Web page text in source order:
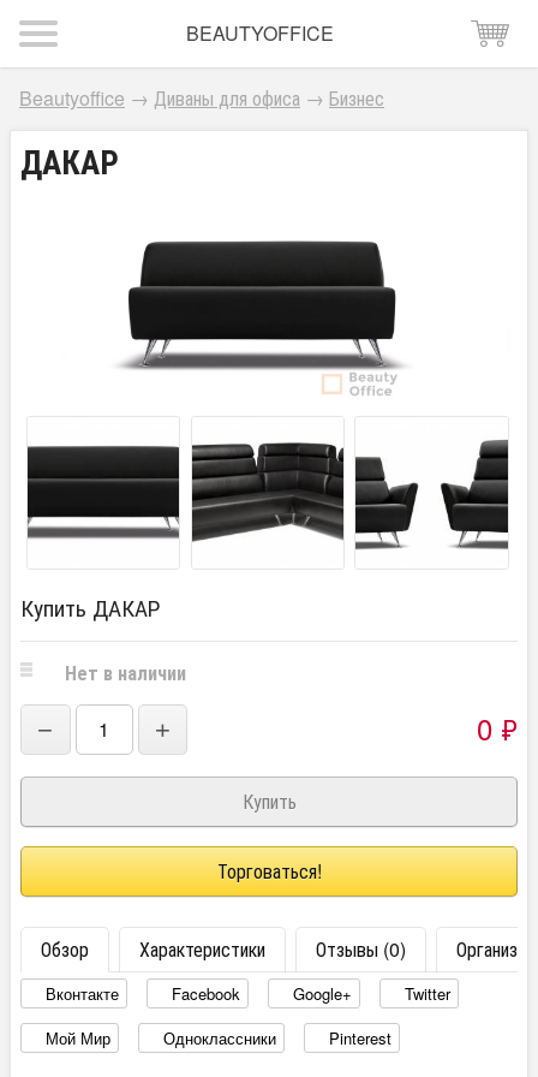
BEAUTYOFFICE
Beautyoffice → Диваны для офиса → Бизнес
ДАКАР
Купить ДАКАР
Нет в наличии
− + 0 ₽
Торговаться!
Обзор Характеристики Отзывы (0)
Вконтакте Facebook Google+
Twitter
Мой Мир
Одноклассники Pinterest